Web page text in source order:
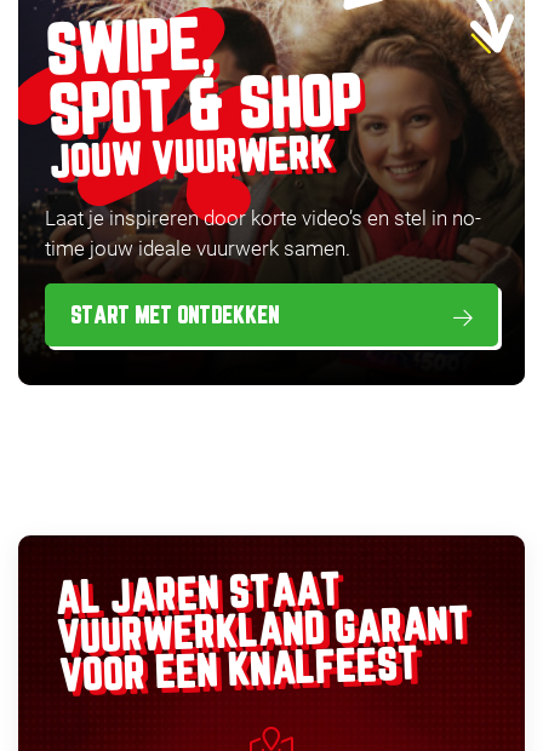
SWIPE,
SPOT & SHOP
JOUW VUURWERK
Laat je inspireren door korte video’s en stel in no-
time jouw ideale vuurwerk samen.
START MET ONTDEKKEN
AL JAREN STAAT
VUURWERKLANDGARANT
VOOR EEN KNALFEEST